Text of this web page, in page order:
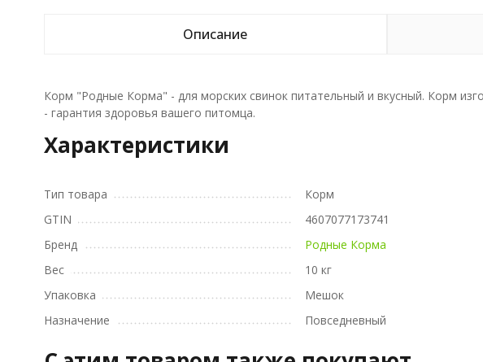
Описание
Корм "Родные Корма" - для морских свинок питательный и вкусный. Корм
- гарантия здоровья вашего питомца.
Характеристики
Тип товара
Корм
GTIN
4607077173741
Бренд
Родные Корма
Вес
10 кг
Упаковка
Мешок
Назначение
Повседневный